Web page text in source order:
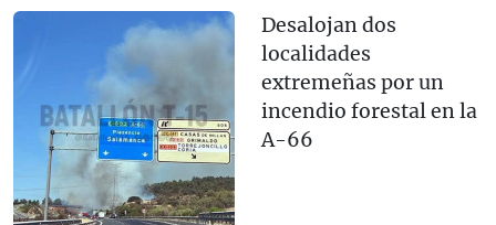
Desalojan dos
localidades
extremeñas por un
incendio forestal en la
A-66